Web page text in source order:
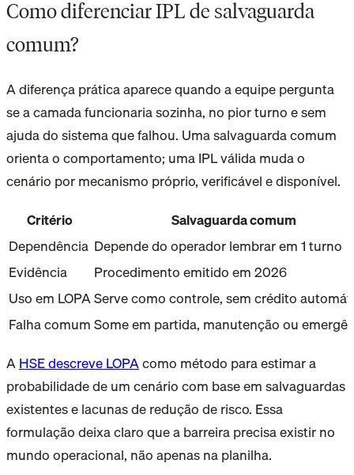
Como diferenciar IPL de salvaguarda
comum?
A diferença prática aparece quando a equipe pergunta
se a camada funcionaria sozinha, no pior turno e sem
ajuda do sistema que falhou. Uma salvaguarda comum
orienta o comportamento; uma IPL válida muda o
cenário por mecanismo próprio, verificável e disponível.
Critério
Salvaguarda comum
Dependência Depende do operador lembrar em 1 turno
Evidência
Procedimento emitido em 2026
Uso em LOPAServe como controle, sem crédito
Falha comumSome em partida, manutenção ou
AHSE descreve LOPAcomo método para estimar a
probabilidade de um cenário com base em salvaguardas
existentes e lacunas de redução de risco. Essa
formulação deixa claro que a barreira precisa existir no
mundo operacional, não apenas na planilha.